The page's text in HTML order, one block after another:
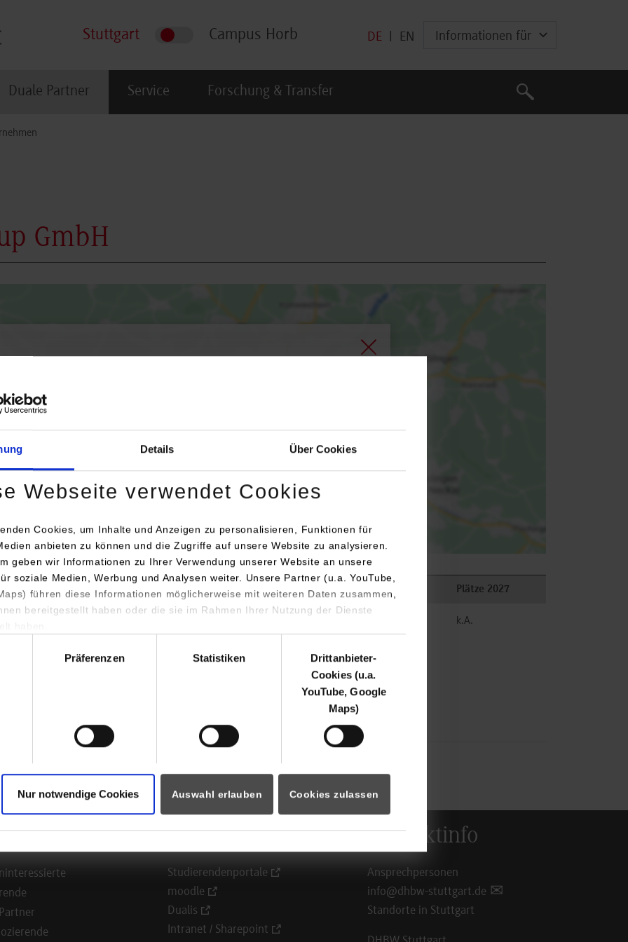
Details Über Cookies
Webseite verwendet Cookies
Cookies, um Inhalte und Anzeigen zu personalisieren, Funktionen für
anbieten zu können und die Zugriffe auf unsere Website zu analysieren.
geben wir Informationen zu Ihrer Verwendung unserer Website an unsere
soziale Medien, Werbung und Analysen weiter. Unsere Partner (u.a. YouTube,
führen diese Informationen möglicherweise mit weiteren Daten zusammen,
bereitgestellt haben oder die sie im Rahmen Ihrer Nutzung der Dienste
Präferenzen Statistiken
Drittanbieter-
Cookies (u.a.
YouTube, Google
Maps)
Nur notwendige Cookies Auswahl erlauben Cookies zulassen
Stuttgart Campus Horb DE EN Informationen für
Duale Partner Service Forschung & Transfer
Suche
Suche
GmbH
Anschrift / Ansprechperson Bemerkungen Plätze 2027
Konrad-Adenauer-Str. 15
Tübingen
k.A.
für Portale
Studierendenportale
moodle
Dualis
Intranet / Sharepoint
Kontaktinfo
Ansprechpersonen
info@dhbw-stuttgart.de
Standorte in Stuttgart